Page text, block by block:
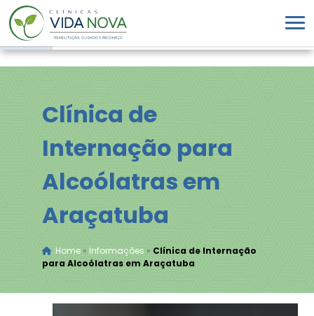
Clínica de
Internação para
Alcoólatras em
Araçatuba
Home» Informações » Clínica de Internação
para Alcoólatras em Araçatuba